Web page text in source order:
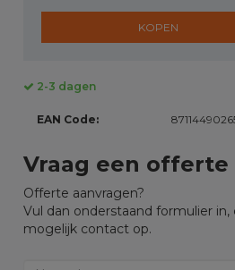
KOPEN
2-3 dagen
EAN Code:
Vraag een offerte
Offerte aanvragen?
Vul dan onderstaand formulier
mogelijk contact op.